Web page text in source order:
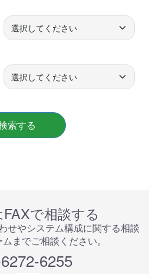
索する
で相談する
せやシステム構成に関する相談
までご相談ください。
6255